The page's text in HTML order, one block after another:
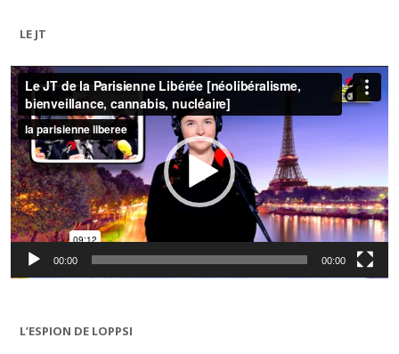
LE JT
Lecteur
vidéo
00:00 00:00
L’ESPION DE LOPPSI